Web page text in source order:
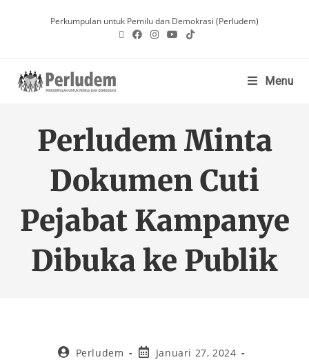
Perkumpulan untuk Pemilu dan Demokrasi (Perludem)
Menu
Perludem Minta
Dokumen Cuti
Pejabat Kampanye
Dibuka ke Publik
Perludem
Januari 27, 2024